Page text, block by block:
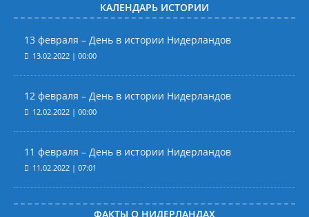
КАЛЕНДАРЬ ИСТОРИИ
13 февраля – День в истории Нидерландов
13.02.2022 | 00:00
12 февраля – День в истории Нидерландов
12.02.2022 | 00:00
11 февраля – День в истории Нидерландов
11.02.2022 | 07:01
ФАКТЫ О НИДЕРЛАНДАХ